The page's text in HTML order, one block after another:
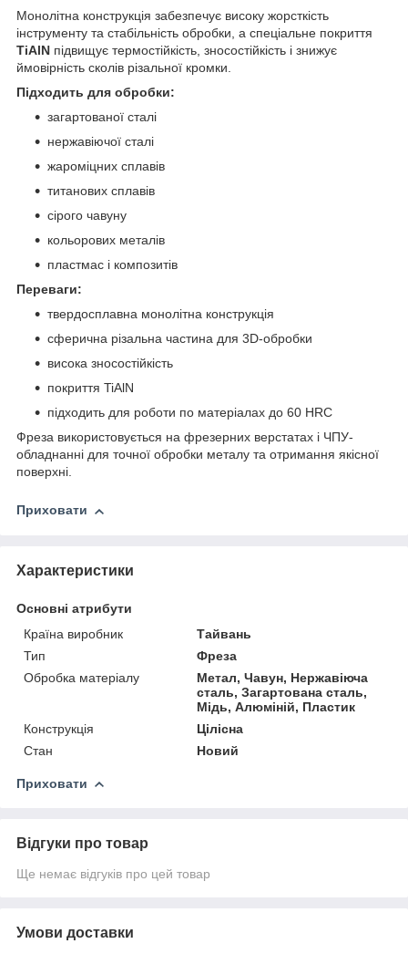
Монолітна конструкція забезпечує високу жорсткість
інструменту та стабільність обробки, а спеціальне покриття
TiAlN підвищує термостійкість, зносостійкість і знижує
ймовірність сколів різальної кромки.
Підходить для обробки:
загартованої сталі
нержавіючої сталі
жароміцних сплавів
титанових сплавів
сірого чавуну
кольорових металів
пластмас і композитів
Переваги:
твердосплавна монолітна конструкція
сферична різальна частина для 3D-обробки
висока зносостійкість
покриття TiAlN
підходить для роботи по матеріалах до 60 HRC
Фреза використовується на фрезерних верстатах і ЧПУ-
обладнанні для точної обробки металу та отримання якісної
поверхні.
Приховати
Характеристики
Основні атрибути
Країна виробник
Тайвань
Тип
Фреза
Обробка матеріалу
Метал, Чавун, Нержавіюча
сталь, Загартована сталь,
Мідь, Алюміній, Пластик
Конструкція
Цілісна
Стан
Новий
Приховати
Відгуки про товар
Ще немає відгуків про цей товар
Умови доставки